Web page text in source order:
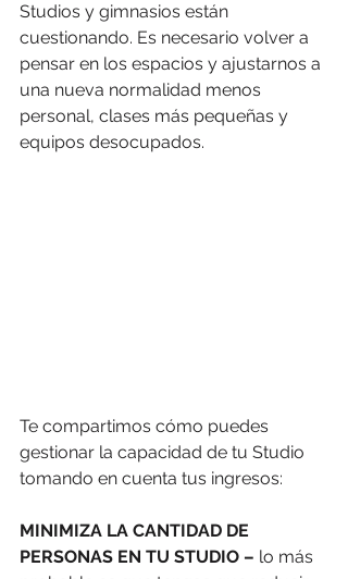
Studios y gimnasios están
cuestionando. Es necesario volver a
pensar en los espacios y ajustarnos a
una nueva normalidad menos
personal, clases más pequeñas y
equipos desocupados.
Te compartimos cómo puedes
gestionar la capacidad de tu Studio
tomando en cuenta tus ingresos:
MINIMIZA LA CANTIDAD DE
PERSONAS EN TU STUDIO – lo más